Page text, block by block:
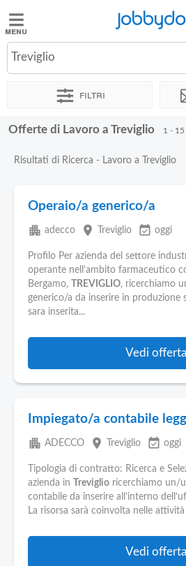
Jobbydoo
Offerte
Stipendi
Blog
Pubblica
Area
Aziende
Treviglio
Filtri
Offerte di Lavoro a Treviglio 1 -
Risultati di Ricerca - Lavoro a Treviglio
Operaio/a generico/a
apartment adecco place Treviglio event_available oggi
Profilo Per azienda del settore
operante nell'ambito farmaceutico
Bergamo,
TREVIGLIO, ricerchiamo
generico/a da inserire in produzione
sara inserita...
Vedi offerta
Impiegato/a contabile
apartment ADECCO place Treviglio event_available oggi
Tipologia di contratto: Ricerca e
azienda in
Treviglio ricerchiamo un/
contabile da inserire all’interno
La risorsa sarà coinvolta nelle
Vedi offerta